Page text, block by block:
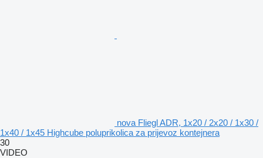
nova Fliegl ADR, 1x20 / 2x20 / 1x30 /
1x40 / 1x45 Highcube poluprikolica za prijevoz kontejnera
30
VIDEO